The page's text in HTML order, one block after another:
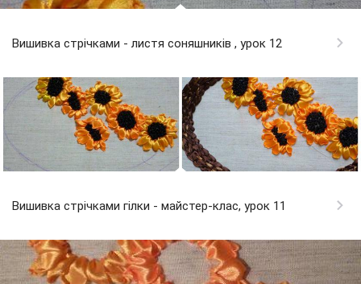
Вишивка стрічками - листя соняшників , урок 12
Вишивка стрічками гілки - майстер-клас, урок 11